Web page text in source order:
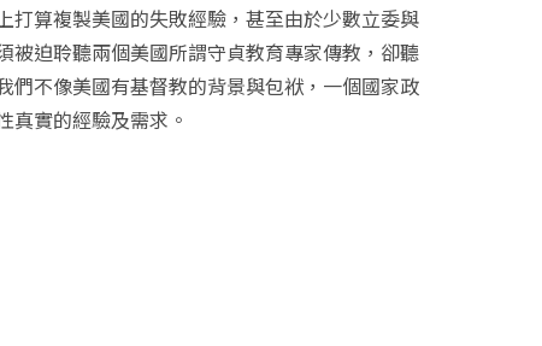
算複製美國的失敗經驗，甚至由於少數立委與
迫聆聽兩個美國所謂守貞教育專家傳教，卻聽
不像美國有基督教的背景與包袱，一個國家政
真實的經驗及需求。